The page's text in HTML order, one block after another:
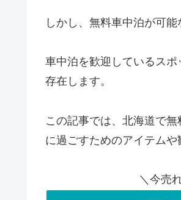
しかし、無料車中泊が可
車中泊を歓迎しているス
存在します。
この記事では、北海道で
に過ごすためのアイテム
＼今売